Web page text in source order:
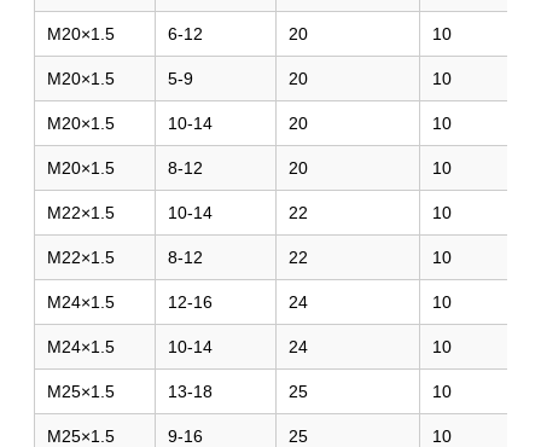
M20×1.5 6-12 20 10
M20×1.5 5-9 20 10
M20×1.5 10-14 20 10
M20×1.5 8-12 20 10
M22×1.5 10-14 22 10
M22×1.5 8-12 22 10
M24×1.5 12-16 24 10
M24×1.5 10-14 24 10
M25×1.5 13-18 25 10
M25×1.5 9-16 25 10